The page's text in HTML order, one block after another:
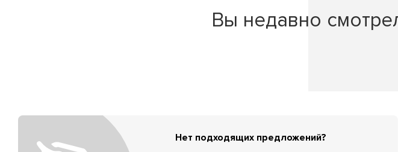
Вы недавно
Нет подходящих предложений?